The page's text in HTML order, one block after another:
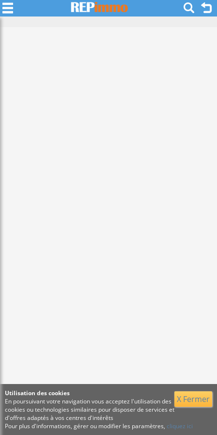
X Fermer
Utilisation des cookies
En poursuivant votre navigation vous acceptez l'utilisation des
cookies ou technologies similaires pour disposer de services et
d'offres adaptés à vos centres d'intérêts
Pour plus d'informations, gérer ou modifier les paramètres, cliquez ici